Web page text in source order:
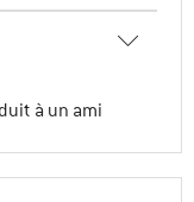
à un ami